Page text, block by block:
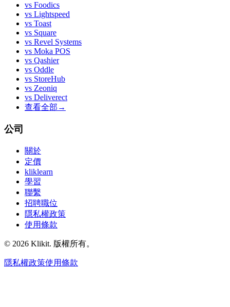
vs Foodics
vs Lightspeed
vs Toast
vs Square
vs Revel Systems
vs Moka POS
vs Qashier
vs Oddle
vs StoreHub
vs Zeoniq
vs Deliverect
查看全部 →
公司
關於
定價
kliklearn
學習
聯繫
招聘職位
隱私權政策
使用條款
© 2026 Klikit. 版權所有。
隱私權政策使用條款